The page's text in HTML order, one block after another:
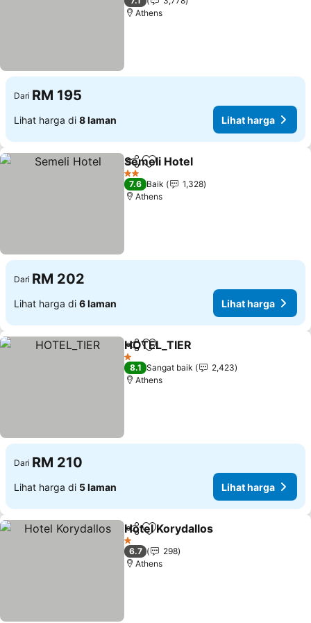
Athens
Dari RM 195
Lihat harga di 8 laman Lihat harga
KongsiTambah ke favorit
Semeli Hotel
2 Bintang
7.6 Baik
1,328
Athens
Dari RM 202
Lihat harga di 6 laman Lihat harga
KongsiTambah ke favorit
HOTEL_TIER
1 Bintang
8.1 Sangat baik
2,423
Athens
Dari RM 210
Lihat harga di 5 laman Lihat harga
KongsiTambah ke favorit
Hotel Korydallos
1 Bintang
6.7
298
Athens